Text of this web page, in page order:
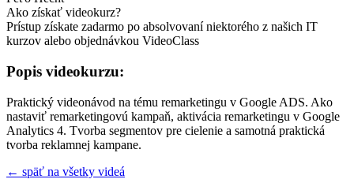
Ako získať videokurz?
Prístup získate zadarmo po absolvovaní niektorého z našich IT
kurzov alebo objednávkou VideoClass
Popis videokurzu:
Praktický videonávod na tému remarketingu v Google ADS. Ako
nastaviť remarketingovú kampaň, aktivácia remarketingu v Google
Analytics 4. Tvorba segmentov pre cielenie a samotná praktická
tvorba reklamnej kampane.
← späť na všetky videá